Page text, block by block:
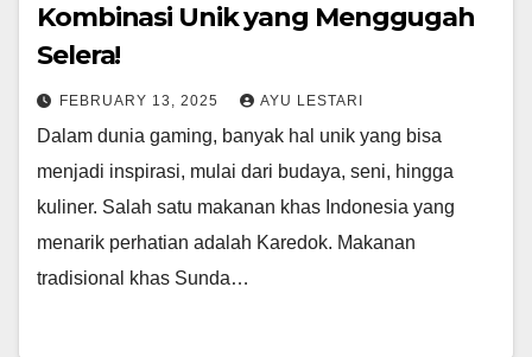
Kombinasi Unik yang Menggugah
Selera!
FEBRUARY 13, 2025 AYU LESTARI
Dalam dunia gaming, banyak hal unik yang bisa
menjadi inspirasi, mulai dari budaya, seni, hingga
kuliner. Salah satu makanan khas Indonesia yang
menarik perhatian adalah Karedok. Makanan
tradisional khas Sunda…